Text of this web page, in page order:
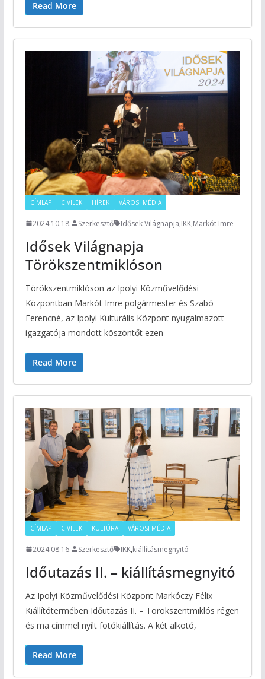
Read More
CÍMLAP CIVILEK HÍREK VÁROSI MÉDIA
2024.10.18. Szerkesztő Idősek Világnapja,IKK,Markót Imre
Idősek Világnapja
Törökszentmiklóson
Törökszentmiklóson az Ipolyi Közművelődési
Központban Markót Imre polgármester és Szabó
Ferencné, az Ipolyi Kulturális Központ nyugalmazott
igazgatója mondott köszöntőt ezen
Read More
CÍMLAP CIVILEK KULTÚRA VÁROSI MÉDIA
2024.08.16. Szerkesztő IKK,kiállításmegnyitó
Időutazás II. – kiállításmegnyitó
Az Ipolyi Közművelődési Központ Markóczy Félix
Kiállítótermében Időutazás II. – Törökszentmiklós régen
és ma címmel nyílt fotókiállítás. A két alkotó,
Read More